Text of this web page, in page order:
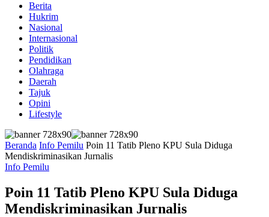
Berita
Hukrim
Nasional
Internasional
Politik
Pendidikan
Olahraga
Daerah
Tajuk
Opini
Lifestyle
Beranda Info Pemilu Poin 11 Tatib Pleno KPU Sula Diduga
Mendiskriminasikan Jurnalis
Info Pemilu
Poin 11 Tatib Pleno KPU Sula Diduga
Mendiskriminasikan Jurnalis